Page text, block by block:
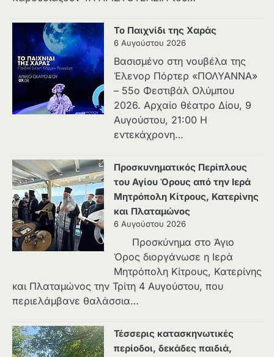
Το Παιχνίδι της Χαράς
6 Αυγούστου 2026
Βασισμένο στη νουβέλα της
Έλενορ Πόρτερ «ΠΟΛΥΑΝΝΑ»
– 55ο Φεστιβάλ Ολύμπου
2026. Αρχαίο θέατρο Δίου, 9
Αυγούστου, 21:00 Η
εντεκάχρονη…
Προσκυνηματικός Περίπλους
του Αγίου Όρους από την Ιερά
Μητρόπολη Κίτρους, Κατερίνης
και Πλαταμώνος
6 Αυγούστου 2026
Προσκύνημα στο Άγιο
Όρος διοργάνωσε η Ιερά
Μητρόπολη Κίτρους, Κατερίνης
και Πλαταμώνος την Τρίτη 4 Αυγούστου, που
περιελάμβανε θαλάσσια…
Τέσσερις κατασκηνωτικές
περίοδοι, δεκάδες παιδιά,